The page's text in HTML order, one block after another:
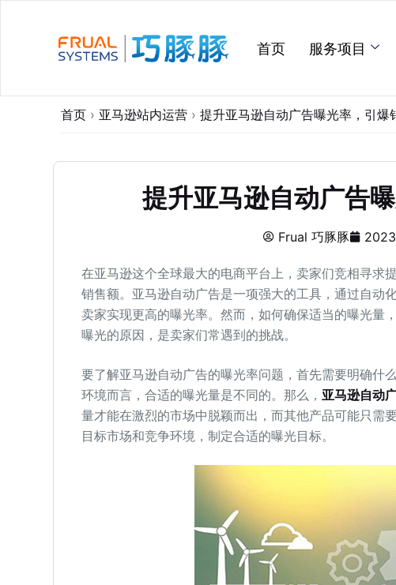
首页 服务项目
首页 › 亚马逊站内运营 › 提升亚马逊自动广告曝光率，引爆
提升亚马逊自动广告
Frual 巧豚豚
在亚马逊这个全球最大的电商平台上，卖家们竞相寻求
销售额。亚马逊自动广告是一项强大的工具，通过自动
卖家实现更高的曝光率。然而，如何确保适当的曝光量
曝光的原因，是卖家们常遇到的挑战。
要了解亚马逊自动广告的曝光率问题，首先需要明确什
环境而言，合适的曝光量是不同的。那么， 亚马逊自动
量才能在激烈的市场中脱颖而出，而其他产品可能只需
目标市场和竞争环境，制定合适的曝光目标。